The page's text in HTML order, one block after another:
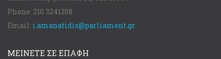
Phone: 210 3241208
Email: i.amanatidis@parliament.gr
ΜΕΙΝΕΤΕ ΣΕ ΕΠΑΦΗ